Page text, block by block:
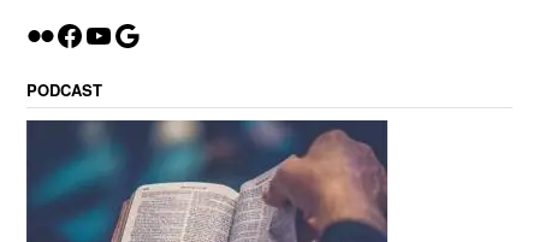
Flickr
Facebook
YouTube
Google
PODCAST